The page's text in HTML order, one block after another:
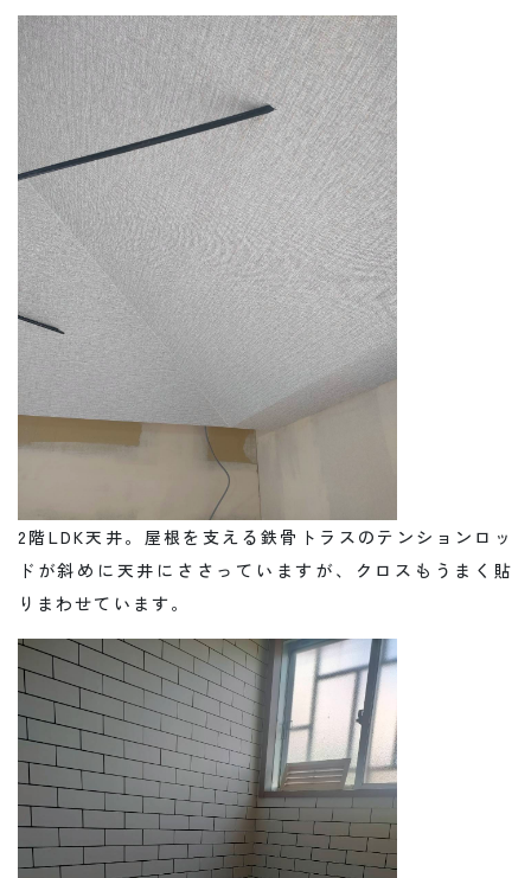
2階LDK天井。屋根を支える鉄骨トラスのテンションロッ
ドが斜めに天井にささっていますが、クロスもうまく貼
りまわせています。